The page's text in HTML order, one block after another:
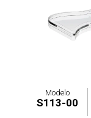
Modelo
S113-00